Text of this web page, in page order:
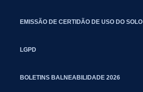
EMISSÃO DE CERTIDÃO DE USO DO SOLO
LGPD
BOLETINS BALNEABILIDADE 2026